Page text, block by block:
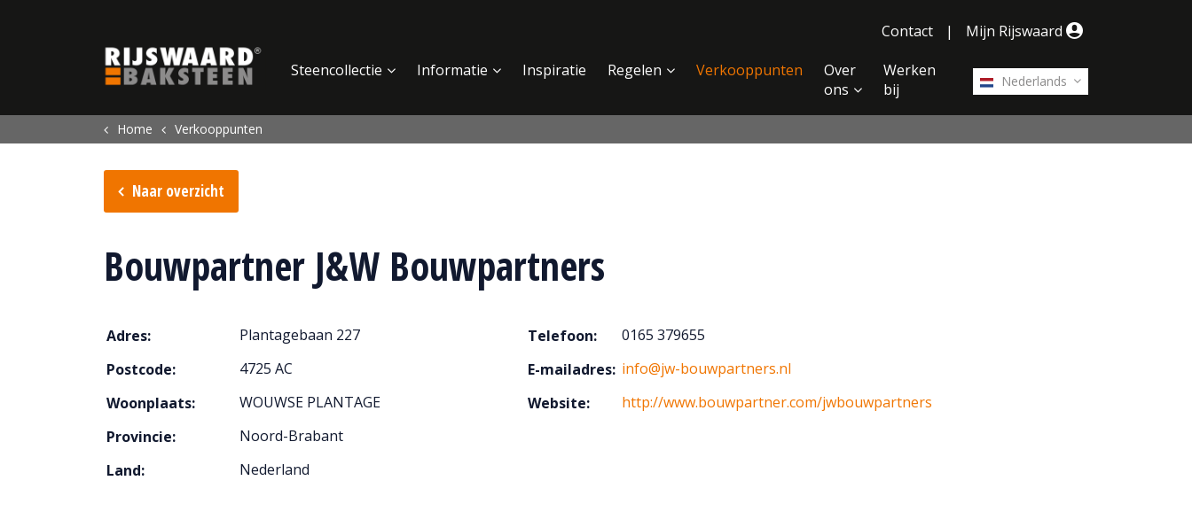
Contact
| Mijn Rijswaard
Nederlands
Steencollectie Informatie Inspiratie Regelen Verkooppunten
Over
ons
Werken
bij
Home Verkooppunten
Naar overzicht
Bouwpartner J&W Bouwpartners
Adres:
Plantagebaan 227
Postcode:
4725 AC
Woonplaats:
WOUWSE PLANTAGE
Provincie:
Noord-Brabant
Land:
Nederland
Telefoon:
0165 379655
E-mailadres: info@jw-bouwpartners.nl
Website:
http://www.bouwpartner.com/jwbouwpartners